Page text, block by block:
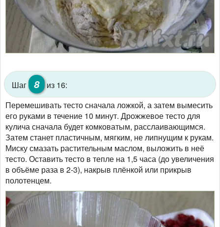
Шаг 8
из 16:
Перемешивать тесто сначала ложкой, а затем вымесить
его руками в течение 10 минут. Дрожжевое тесто для
кулича сначала будет комковатым, расслаивающимся.
Затем станет пластичным, мягким, не липнущим к рукам.
Миску смазать растительным маслом, выложить в неё
тесто. Оставить тесто в тепле на 1,5 часа (до увеличения
в объёме раза в 2-3), накрыв плёнкой или прикрыв
полотенцем.